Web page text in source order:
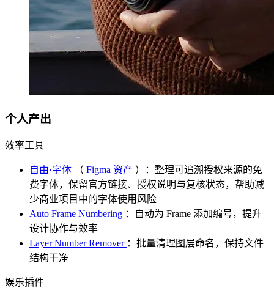
个人产出
效率工具
自由·字体 （ Figma 资产 ）：整理可追溯授权来源的免
费字体，保留官方链接、授权说明与复核状态，帮助减
少商业项目中的字体使用风险
Auto Frame Numbering ：自动为 Frame 添加编号，提升
设计协作与效率
Layer Number Remover ：批量清理图层命名，保持文件
结构干净
娱乐插件